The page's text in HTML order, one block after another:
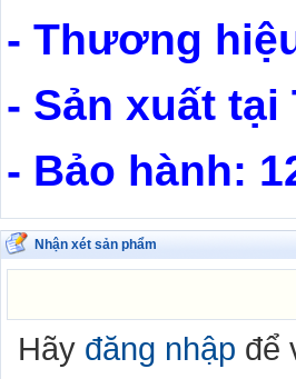
- Thương
- Sản xuất tại
- Bảo hành:
Nhận xét sản phẩm
Hãy đăng nhập để